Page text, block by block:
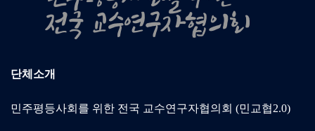
단체소개
민주평등사회를 위한 전국 교수연구자협의회 (민교협2.0)